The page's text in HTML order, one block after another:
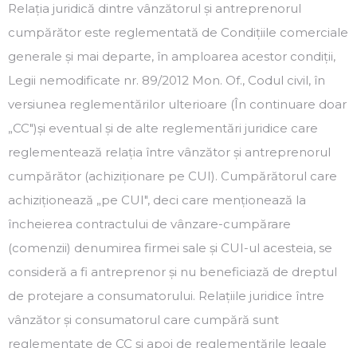
Relația juridică dintre vânzătorul și antreprenorul
cumpărător este reglementată de Condițiile comerciale
generale și mai departe, în amploarea acestor condiții,
Legii nemodificate nr. 89/2012 Mon. Of., Codul civil, în
versiunea reglementărilor ulterioare (În continuare doar
„CC″)și eventual și de alte reglementări juridice care
reglementează relația între vânzător și antreprenorul
cumpărător (achiziționare pe CUI). Cumpărătorul care
achiziționează „pe CUI″, deci care menționează la
încheierea contractului de vânzare-cumpărare
(comenzii) denumirea firmei sale și CUI-ul acesteia, se
consideră a fi antreprenor și nu beneficiază de dreptul
de protejare a consumatorului. Relațiile juridice între
vânzător și consumatorul care cumpără sunt
reglementate de CC și apoi de reglementările legale